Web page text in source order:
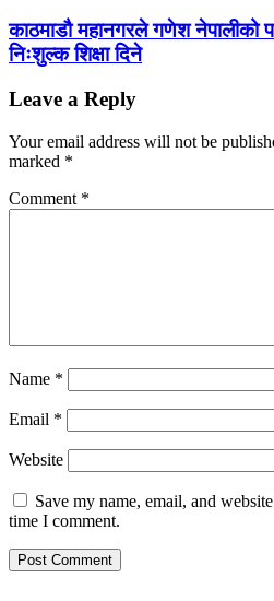
काठमाडौ महानगरले गणेश नेपालीको
निःशुल्क शिक्षा दिने
Leave a Reply
Your email address will not be
marked *
Comment *
Name *
Email *
Website
Save my name, email, and
time I comment.